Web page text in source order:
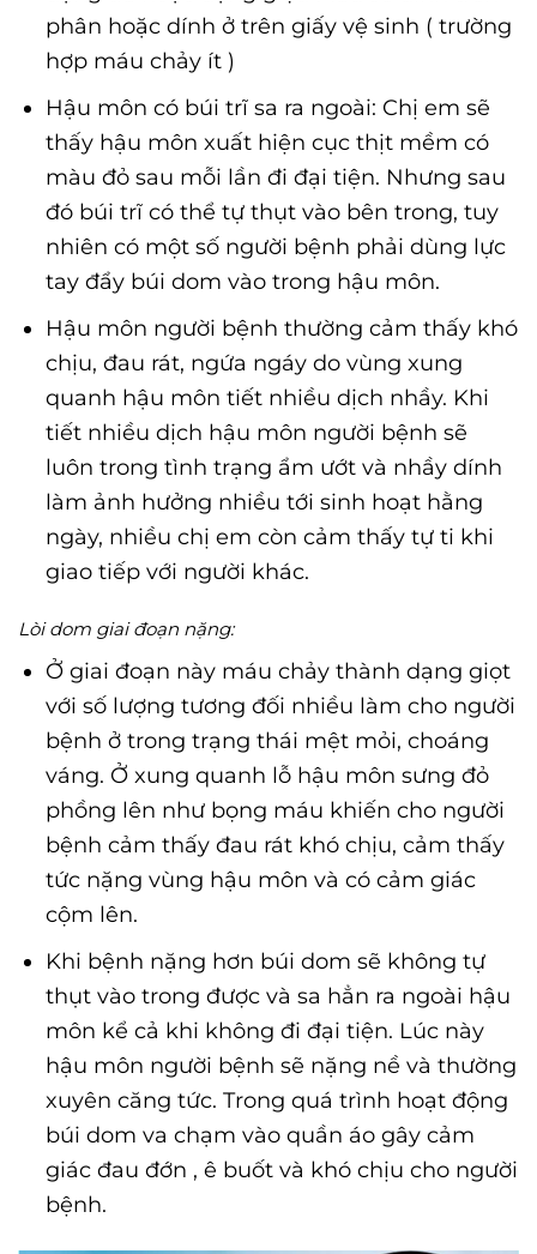
phân hoặc dính ở trên giấy vệ sinh ( trường
hợp máu chảy ít )
Hậu môn có búi trĩ sa ra ngoài: Chị em sẽ
thấy hậu môn xuất hiện cục thịt mềm có
màu đỏ sau mỗi lần đi đại tiện. Nhưng sau
đó búi trĩ có thể tự thụt vào bên trong, tuy
nhiên có một số người bệnh phải dùng lực
tay đẩy búi dom vào trong hậu môn.
Hậu môn người bệnh thường cảm thấy khó
chịu, đau rát, ngứa ngáy do vùng xung
quanh hậu môn tiết nhiều dịch nhầy. Khi
tiết nhiều dịch hậu môn người bệnh sẽ
luôn trong tình trạng ẩm ướt và nhầy dính
làm ảnh hưởng nhiều tới sinh hoạt hằng
ngày, nhiều chị em còn cảm thấy tự ti khi
giao tiếp với người khác.
Lòi dom giai đoạn nặng:
Ở giai đoạn này máu chảy thành dạng giọt
với số lượng tương đối nhiều làm cho người
bệnh ở trong trạng thái mệt mỏi, choáng
váng. Ở xung quanh lỗ hậu môn sưng đỏ
phồng lên như bọng máu khiến cho người
bệnh cảm thấy đau rát khó chịu, cảm thấy
tức nặng vùng hậu môn và có cảm giác
cộm lên.
Khi bệnh nặng hơn búi dom sẽ không tự
thụt vào trong được và sa hẳn ra ngoài hậu
môn kể cả khi không đi đại tiện. Lúc này
hậu môn người bệnh sẽ nặng nề và thường
xuyên căng tức. Trong quá trình hoạt động
búi dom va chạm vào quần áo gây cảm
giác đau đớn , ê buốt và khó chịu cho người
bệnh.